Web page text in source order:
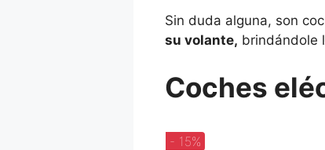
Sin duda alguna, son
su volante, brindándole
Coches
- 15%